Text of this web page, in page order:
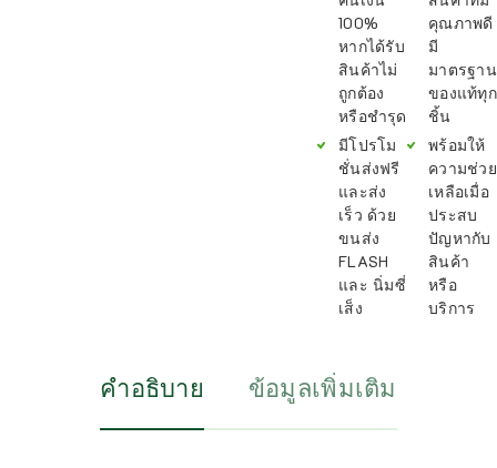
100%
หากได้รับ
สินค้าไม่
ถูกต้อง
หรือชำรุด
มีโปรโม
ชั่นส่งฟรี
และส่ง
เร็ว ด้วย
ขนส่ง
FLASH
และ นิ่มซี่
เส็ง
คุณภาพดี
มี
มาตรฐาน
ของแท้ทุก
ชิ้น
พร้อมให้
ความช่วย
เหลือเมื่อ
ประสบ
ปัญหากับ
สินค้า
หรือ
บริการ
คำอธิบาย ข้อมูลเพิ่มเติม